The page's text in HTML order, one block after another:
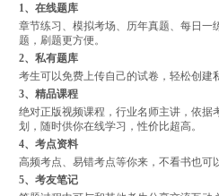
1、在线题库
章节练习、模拟考场、历年真题、每日一
题，刷题更方便。
2、私有题库
考生可以免费上传自己的试卷，轻松创建
3、精品课程
绝对正版视频课程，行业名师主讲，依据
划，随时供你在线学习，性价比超高。
4、考点资料
高频考点、易错考点等你来，不看书也可
5、考友笔记